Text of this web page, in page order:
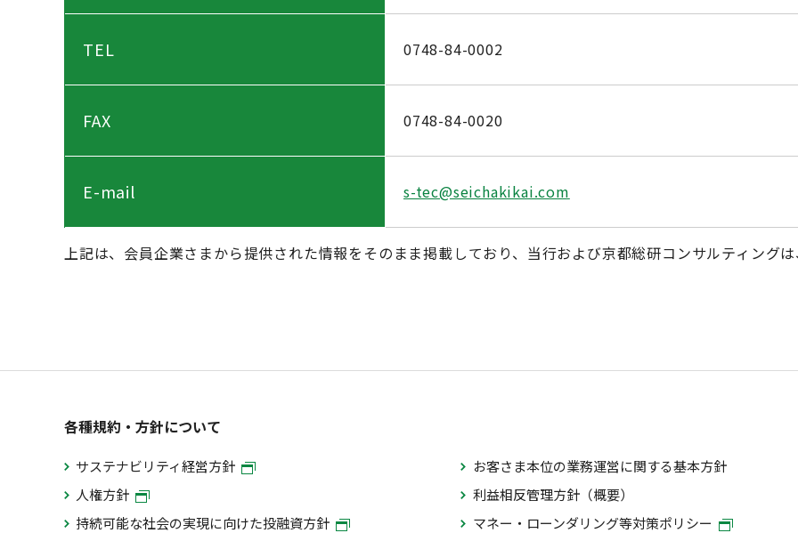
TEL 0748-84-0002
FAX 0748-84-0020
E-mail s-tec@seichakikai.com
上記は、会員企業さまから提供された情報をそのまま掲載しており、当行および京都総研コンサルティング
各種規約・方針について
サステナビリティ経営方針
人権方針
持続可能な社会の実現に向けた投融資方針
お客さま本位の業務運営に関する基本方針
利益相反管理方針（概要）
マネー・ローンダリング等対策ポリシー